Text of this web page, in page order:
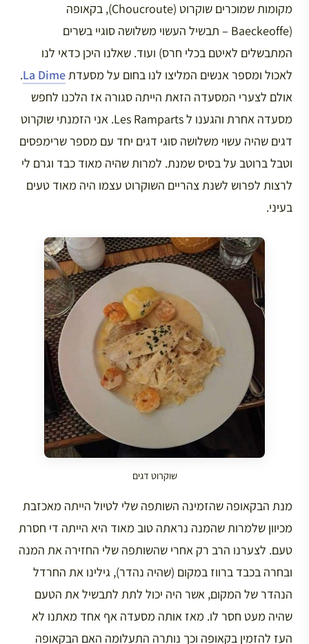
מקומות שמוכרים שוקרוט (Choucroute), בקאופה
(Baeckeoffe – תבשיל העשוי משלושה סוגיי בשרים
המתבשלים לאיטם בכלי חרס) ועוד. שאלנו היכן כדאי לנו
לאכול ומספר אנשים המליצו לנו בחום על מסעדתLa Dime
.
אולם לצערי המסעדה הזאת הייתה סגורה אז הלכנו לחפש
מסעדה אחרת והגענו ל Les Ramparts. אני הזמנתי שוקרוט
דגים שהיה עשוי משלושה סוגי דגים יחד עם מספר שרימפסים
וטבל ברוטב על בסיס שמנת. למרות שהיה מאוד כבד וגרם לי
לרצות לפרוש לשנת צהריים השוקרוט עצמו היה מאוד טעים
בעיני.
שוקרוט דגים
מנת הבקאופה שהזמינה השותפה שלי לטיול הייתה מאכזבת
מכיוון שלמרות שהמנה נראתה טוב מאוד היא הייתה די חסרת
טעם. לצערנו הרב רק אחרי שהשותפה שלי החזירה את המנה
ובחרה בכבד ברווז במקום (שהיה נהדר), גילינו את החרדל
הנהדר של המקום, אשר היה יכול לתת לתבשיל את הטעם
שהיה מעט חסר לו. מאז אותה מסעדה אף אחד מאתנו לא
העז להזמין בקאופה וכך נותרה התעלומה האם הבקאופה